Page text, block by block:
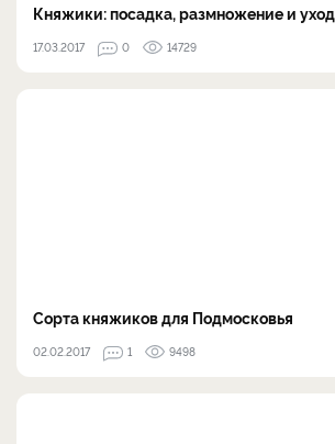
Княжики: посадка, размножение и уход
17.03.2017 0 14729
​Сорта княжиков для Подмосковья
02.02.2017 1 9498